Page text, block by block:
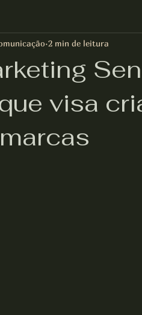
visa
2 min de leitura